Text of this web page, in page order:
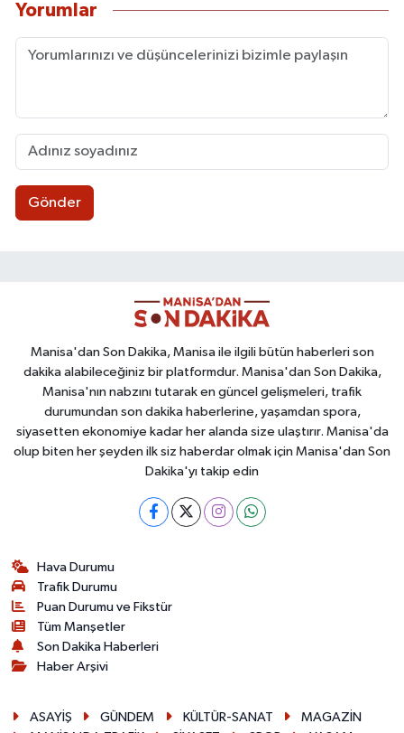
Yorumlar
Gönder
Manisa'dan Son Dakika, Manisa ile ilgili bütün haberleri son
dakika alabileceğiniz bir platformdur. Manisa'dan Son Dakika,
Manisa'nın nabzını tutarak en güncel gelişmeleri, trafik
durumundan son dakika haberlerine, yaşamdan spora,
siyasetten ekonomiye kadar her alanda size ulaştırır. Manisa'da
olup biten her şeyden ilk siz haberdar olmak için Manisa'dan Son
Dakika'yı takip edin
Hava Durumu
Trafik Durumu
Puan Durumu ve Fikstür
Tüm Manşetler
Son Dakika Haberleri
Haber Arşivi
ASAYİŞ GÜNDEM KÜLTÜR-SANAT
MAGAZİN